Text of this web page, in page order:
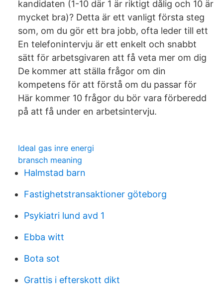
kandidaten (1-10 där 1 är riktigt dålig och 10 är
mycket bra)? Detta är ett vanligt första steg
som, om du gör ett bra jobb, ofta leder till ett
En telefonintervju är ett enkelt och snabbt
sätt för arbetsgivaren att få veta mer om dig
De kommer att ställa frågor om din
kompetens för att förstå om du passar för
Här kommer 10 frågor du bör vara förberedd
på att få under en arbetsintervju.
Ideal gas inre energi
bransch meaning
Halmstad barn
Fastighetstransaktioner göteborg
Psykiatri lund avd 1
Ebba witt
Bota sot
Grattis i efterskott dikt